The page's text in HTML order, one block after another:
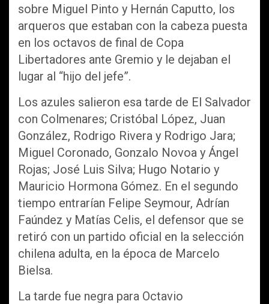
sobre Miguel Pinto y Hernán Caputto, los
arqueros que estaban con la cabeza puesta
en los octavos de final de Copa
Libertadores ante Gremio y le dejaban el
lugar al “hijo del jefe”.
Los azules salieron esa tarde de El Salvador
con Colmenares; Cristóbal López, Juan
González, Rodrigo Rivera y Rodrigo Jara;
Miguel Coronado, Gonzalo Novoa y Ángel
Rojas; José Luis Silva; Hugo Notario y
Mauricio Hormona Gómez. En el segundo
tiempo entrarían Felipe Seymour, Adrían
Faúndez y Matías Celis, el defensor que se
retiró con un partido oficial en la selección
chilena adulta, en la época de Marcelo
Bielsa.
La tarde fue negra para Octavio